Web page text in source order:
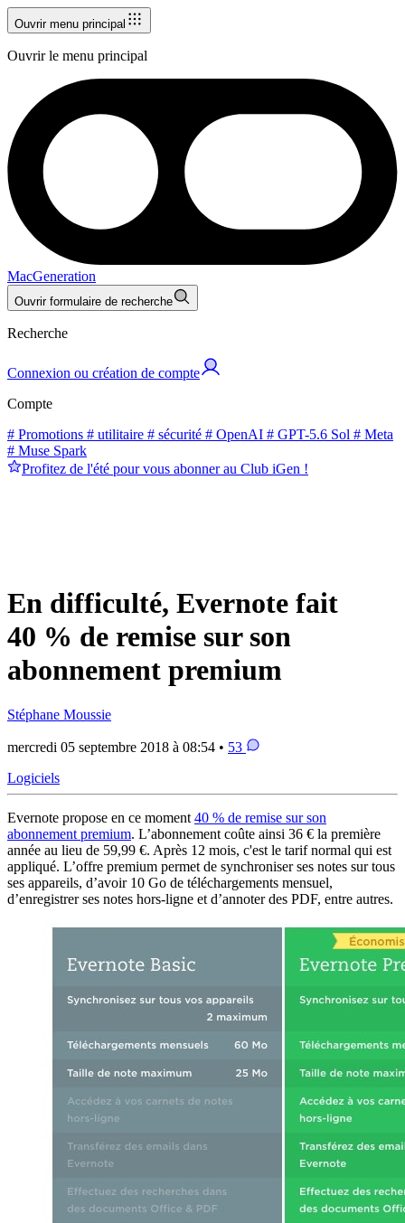
Ouvrir menu principal
Ouvrir le menu principal
MacGeneration
Ouvrir formulaire de recherche
Recherche
Connexion ou création de compte
Compte
# Promotions # utilitaire # sécurité # OpenAI # GPT-5.6 Sol # Meta
# Muse Spark
Profitez de l'été pour vous abonner au Club iGen !
En difficulté, Evernote fait
40 % de remise sur son
abonnement premium
Stéphane Moussie
mercredi 05 septembre 2018 à 08:54 • 53
Logiciels
Evernote propose en ce moment 40 % de remise sur son
abonnement premium. L’abonnement coûte ainsi 36 € la première
année au lieu de 59,99 €. Après 12 mois, c'est le tarif normal qui est
appliqué. L’offre premium permet de synchroniser ses notes sur tous
ses appareils, d’avoir 10 Go de téléchargements mensuel,
d’enregistrer ses notes hors-ligne et d’annoter des PDF, entre autres.